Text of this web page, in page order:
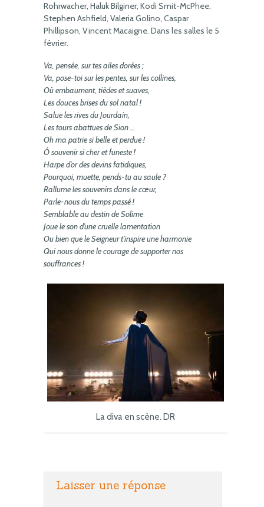
Rohrwacher, Haluk Bilginer, Kodi Smit-McPhee,
Stephen Ashfield, Valeria Golino, Caspar
Phillipson, Vincent Macaigne. Dans les salles le 5
février.
Va, pensée, sur tes ailes dorées ;
Va, pose-toi sur les pentes, sur les collines,
Où embaument, tièdes et suaves,
Les douces brises du sol natal !
Salue les rives du Jourdain,
Les tours abattues de Sion …
Oh ma patrie si belle et perdue !
Ô souvenir si cher et funeste !
Harpe d’or des devins fatidiques,
Pourquoi, muette, pends-tu au saule ?
Rallume les souvenirs dans le cœur,
Parle-nous du temps passé !
Semblable au destin de Solime
Joue le son d’une cruelle lamentation
Ou bien que le Seigneur t’inspire une harmonie
Qui nous donne le courage de supporter nos
souffrances !
La diva en scène. DR
Laisser une réponse